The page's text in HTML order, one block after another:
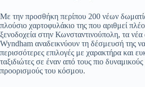
Με την προσθήκη περίπου 200 νέων
πλούσιο χαρτοφυλάκιο της που αριθμεί
ξενοδοχεία στην Κωνσταντινούπολη, τα νέα
Wyndham αναδεικνύουν τη δέσμευσή της
περισσότερες επιλογές με χαρακτήρα και
ταξιδιώτες σε έναν από τους πιο δυναμικούς
προορισμούς του κόσμου.